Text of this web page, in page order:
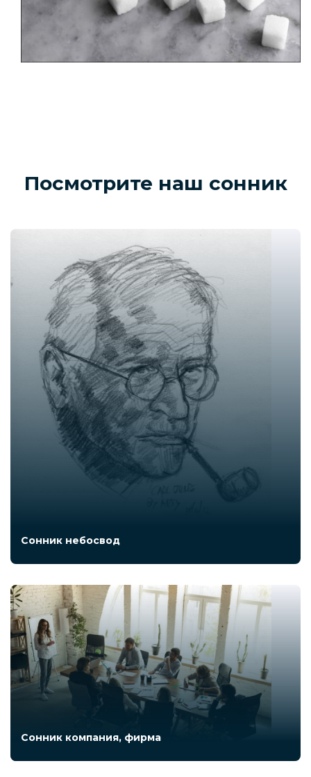
Посмотрите наш сонник
Сонник небосвод
Сонник компания, фирма